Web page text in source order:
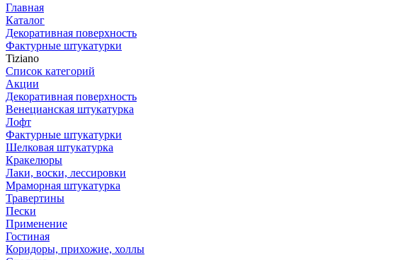
Главная
Каталог
Декоративная поверхность
Фактурные штукатурки
Tiziano
Список категорий
Акции
Декоративная поверхность
Венецианская штукатурка
Лофт
Фактурные штукатурки
Шелковая штукатурка
Кракелюры
Лаки, воски, лессировки
Мраморная штукатурка
Травертины
Пески
Применение
Гостиная
Коридоры, прихожие, холлы